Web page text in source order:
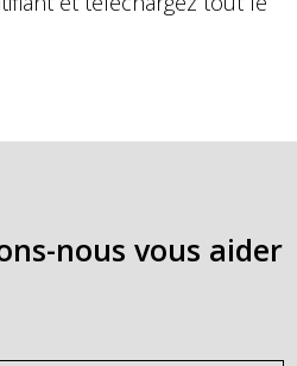
nous vous aider